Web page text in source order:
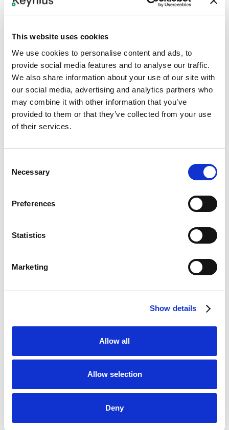
This website uses cookies
We use cookies to personalise content and ads, to
provide social media features and to analyse our traffic.
We also share information about your use of our site with
our social media, advertising and analytics partners who
may combine it with other information that you’ve
provided to them or that they’ve collected from your use
of their services.
Selection
Necessary
Preferences
Statistics
Marketing
Show details
Allow all
Allow selection
Deny
gedefinieerde inzamelingsruimte voor
vertrouwen op handmatige balieoverdracht.
Patiënten kunnen verstrekte medicijnen met
QR-code en pincode ophalen zonder in de rij te
hoeven staan of naar de poliklinische apotheek
te gaan.
Geautoriseerd kliniekpersoneel kan namens
patiënten inzamelen via RFID-badges, waardoor
De terugkeerworkflows van patiënten en
klinieken zorgen voor digitale meldingen en
duidelijkere auditsporen voor geretourneerde